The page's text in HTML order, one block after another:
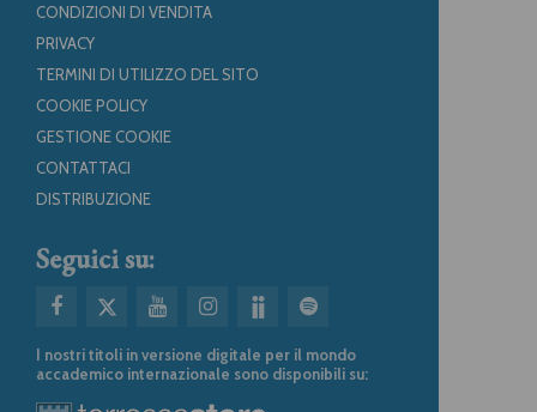
CONDIZIONI DI VENDITA
PRIVACY
TERMINI DI UTILIZZO DEL SITO
COOKIE POLICY
GESTIONE COOKIE
CONTATTACI
DISTRIBUZIONE
Seguici su:
I nostri titoli in versione digitale per il mondo
accademico internazionale sono disponibili su: